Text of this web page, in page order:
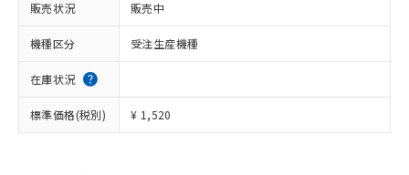
販売状況 販売中
機種区分 受注生産機種
在庫状況
標準価格(税別) ¥ 1,520